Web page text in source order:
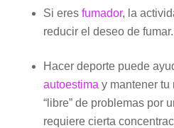
Si eres fumador, la
reducir el deseo de fumar.
Hacer deporte puede
autoestima y mantener tu
“libre” de problemas por
requiere cierta